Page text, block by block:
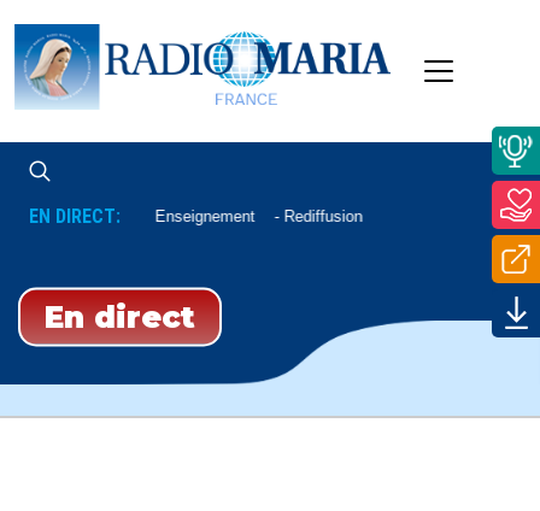
EN DIRECT: Enseignement Rediffusion
En direct